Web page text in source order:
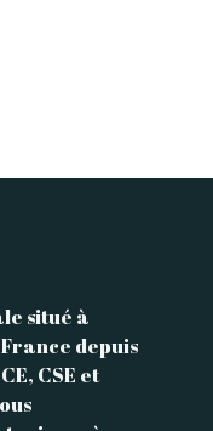
situé à
depuis
CSE et